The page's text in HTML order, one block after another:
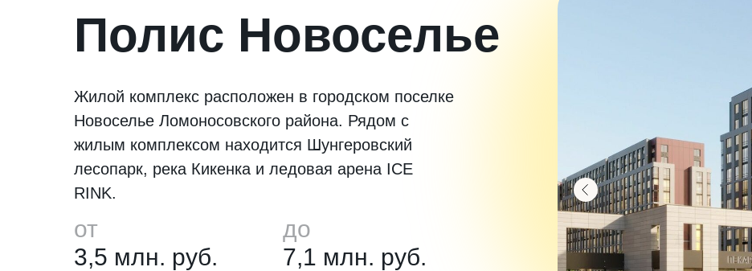
Жилой комплекс расположен в городском поселке
Новоселье Ломоносовского района. Рядом с
жилым комплексом находится Шунгеровский
лесопарк, река Кикенка и ледовая арена ICE
RINK.
Полис Новоселье
3,5 млн. руб. 7,1 млн. руб.
от до